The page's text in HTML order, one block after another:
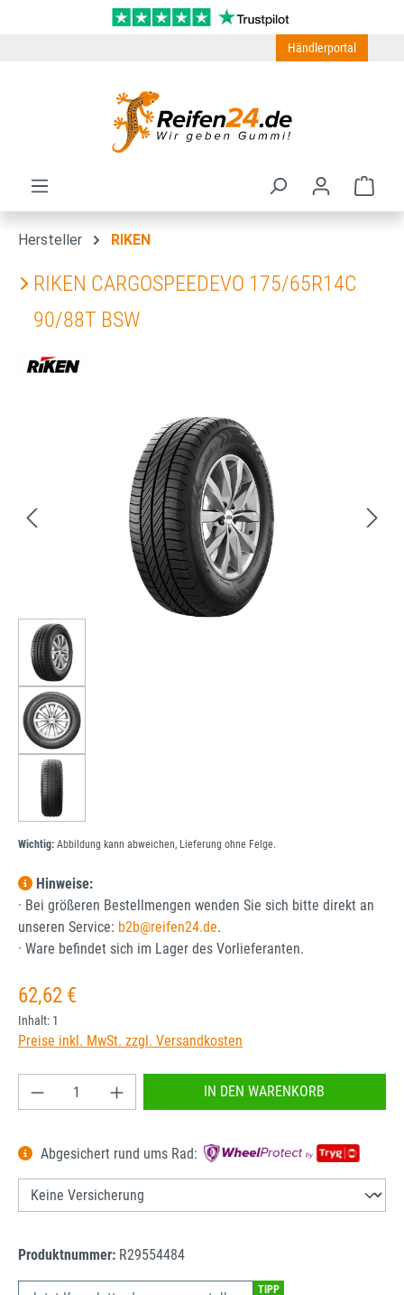
Zum Hauptinhalt springen
Händlerportal
Hersteller RIKEN
RIKEN CARGOSPEEDEVO 175/65R14C
90/88T BSW
Bildergalerie überspringen
Wichtig: Abbildung kann abweichen, Lieferung ohne Felge.
Hinweise:
· Bei größeren Bestellmengen wenden Sie sich bitte direkt an
unseren Service: b2b@reifen24.de.
· Ware befindet sich im Lager des Vorlieferanten.
Regulärer Preis:
62,62 €
Inhalt: 1
Preise inkl. MwSt. zzgl. Versandkosten
Produkt Anzahl: Gib den gewünschten Wert
IN DEN WARENKORB
Abgesichert rund ums Rad:
Produktnummer: R29554484
TIPP